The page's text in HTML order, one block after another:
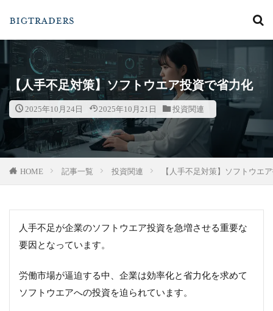
【人手不足対策】ソフトウエア投資で省力化
2025年10月24日 2025年10月21日 投資関連
HOME 記事一覧 投資関連 【人手不足対策】ソフトウエ
人手不足が企業のソフトウエア投資を急増させる重要な
要因となっています。
労働市場が逼迫する中、企業は効率化と省力化を求めて
ソフトウエアへの投資を迫られています。
カテゴリー
検索